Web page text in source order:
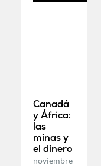
Canadá
y África:
las
minas y
el dinero
noviembre